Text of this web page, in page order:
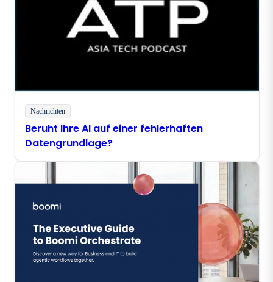
Nachrichten
Beruht Ihre AI auf einer fehlerhaften
Datengrundlage?